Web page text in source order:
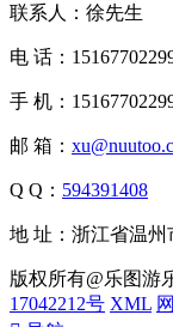
联系人：徐先生
电 话：
手 机：
邮 箱：
Q Q： 594391408
地 址：浙江省温
版权所有@乐图游
17042212号 XML